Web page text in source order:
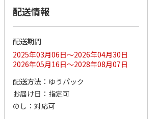
【とっておきのニッ
ポンを贈る】 カタ
ログギフト 弥（あ
まね…
5,390円
(送料別・税込)
ログギフト ソ
配送情報
配送期間
2025年03月06日～2026年04月30日
2026年05月16日～2028年08月07日
配送方法
ゆうパック
お届け日
指定可
のし
対応可